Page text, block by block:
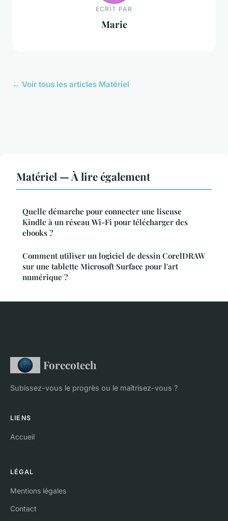
ECRIT PAR
Marie
← Voir tous les articles Matériel
Matériel — À lire également
Quelle démarche pour connecter une liseuse
Kindle à un réseau Wi-Fi pour télécharger des
ebooks ?
Comment utiliser un logiciel de dessin CorelDRAW
sur une tablette Microsoft Surface pour l'art
numérique ?
Forecotech
Subissez-vous le progrès ou le maîtrisez-vous ?
LIENS
Accueil
LÉGAL
Mentions légales
Contact